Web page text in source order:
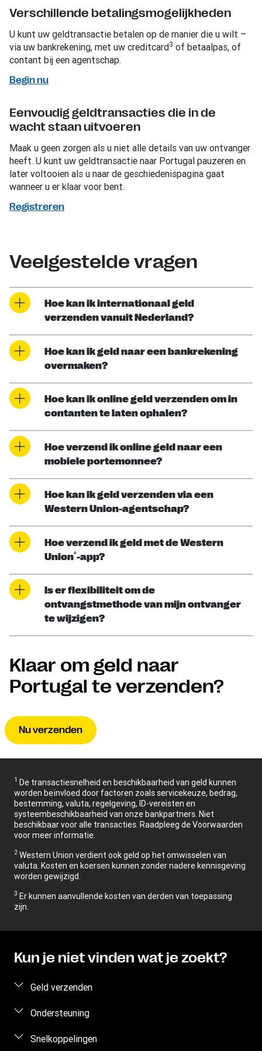
Verschillende betalingsmogelijkheden
U kunt uw geldtransactie betalen op de manier die u wilt –
via uw bankrekening, met uw creditcard3 of betaalpas, of
contant bij een agentschap.
Begin nu
Eenvoudig geldtransacties die in de
wacht staan uitvoeren
Maak u geen zorgen als u niet alle details van uw ontvanger
heeft. U kunt uw geldtransactie naar Portugal pauzeren en
later voltooien als u naar de geschiedenispagina gaat
wanneer u er klaar voor bent.
Registreren
Veelgestelde vragen
Hoe kan ik internationaal geld
verzenden vanuit Nederland?
Hoe kan ik geld naar een bankrekening
overmaken?
Hoe kan ik online geld verzenden om in
contanten te laten ophalen?
Hoe verzend ik online geld naar een
mobiele portemonnee?
Hoe kan ik geld verzenden via een
Western Union-agentschap?
Hoe verzend ik geld met de Western
Union®-app?
Is er flexibiliteit om de
ontvangstmethode van mijn ontvanger
te wijzigen?
Klaar om geld naar
Portugal te verzenden?
Nu verzenden
1 De transactiesnelheid en beschikbaarheid van geld kunnen
worden beïnvloed door factoren zoals servicekeuze, bedrag,
bestemming, valuta, regelgeving, ID-vereisten en
systeembeschikbaarheid van onze bankpartners. Niet
beschikbaar voor alle transacties. Raadpleeg de Voorwaarden
voor meer informatie.
2 Western Union verdient ook geld op het omwisselen van
valuta. Kosten en koersen kunnen zonder nadere kennisgeving
worden gewijzigd.
3 Er kunnen aanvullende kosten van derden van toepassing
zijn.
Kun je niet vinden wat je zoekt?
Geld verzenden
Geld online verzenden
Ondersteuning
Veelgestelde vragen
Snelkoppelingen